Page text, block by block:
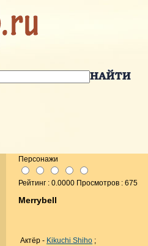
Персонажи
Рейтинг : 0.0000 Просмотров : 675
Merrybell
Актёр - Kikuchi Shiho ;